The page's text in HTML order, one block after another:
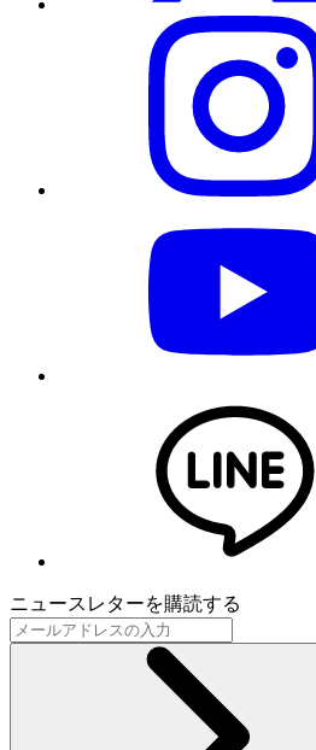
ニュースレターを購読する